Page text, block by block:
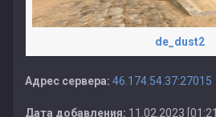
de_dust2
Адрес сервера: 46.174.54.37:27015
Дата добавления: 11.02.2023 [01:21]